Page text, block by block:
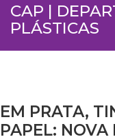
CAP |
PLÁSTICAS
EM PRATA,
PAPEL: NOVA